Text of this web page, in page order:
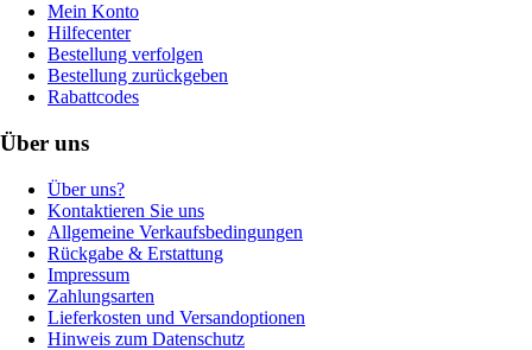
Mein Konto
Hilfecenter
Bestellung verfolgen
Bestellung zurückgeben
Rabattcodes
Über uns
Über uns?
Kontaktieren Sie uns
Allgemeine Verkaufsbedingungen
Rückgabe & Erstattung
Impressum
Zahlungsarten
Lieferkosten und Versandoptionen
Hinweis zum Datenschutz